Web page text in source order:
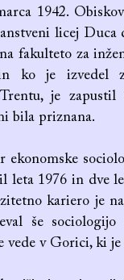
1942.
licej
fakulteto za
ko je izvedel
je
bila priznana.
ekonomske
leta 1976 in dve
kariero je
še
vede v Gorici, ki